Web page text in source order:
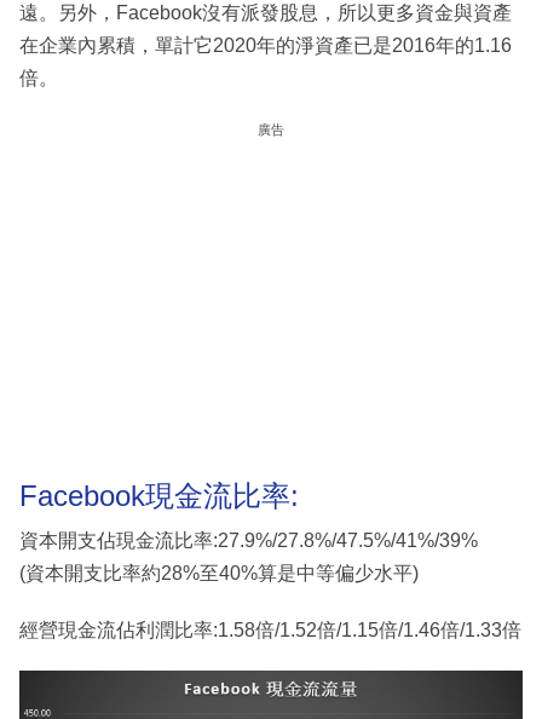
遠。另外，Facebook沒有派發股息，所以更多資金與資產
在企業內累積，單計它2020年的淨資產已是2016年的1.16
倍。
廣告
Facebook現金流比率:
資本開支佔現金流比率:27.9%/27.8%/47.5%/41%/39%
(資本開支比率約28%至40%算是中等偏少水平)
經營現金流佔利潤比率:1.58倍/1.52倍/1.15倍/1.46倍/1.33倍